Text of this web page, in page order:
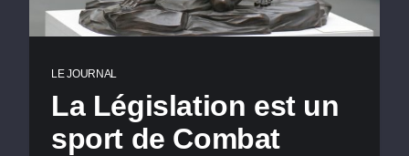
LE JOURNAL
La Législation est un
sport de Combat